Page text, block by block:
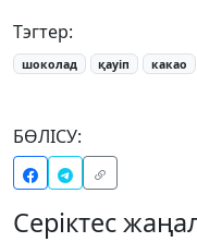
Тэгтер:
шоколад қауіп какао
БӨЛІСУ:
Серіктес